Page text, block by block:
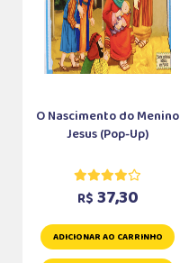
O Nascimento do Menino
Jesus (Pop-Up)
R$ 37,30
ADICIONAR AO CARRINHO